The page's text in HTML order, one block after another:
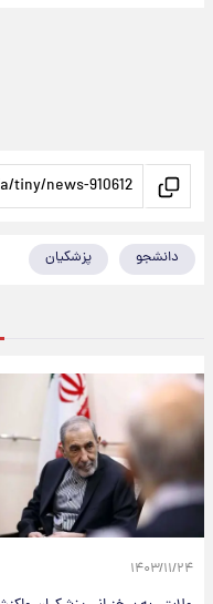
دانشجو پزشکیان
۱۴۰۳/۱۱/۲۴